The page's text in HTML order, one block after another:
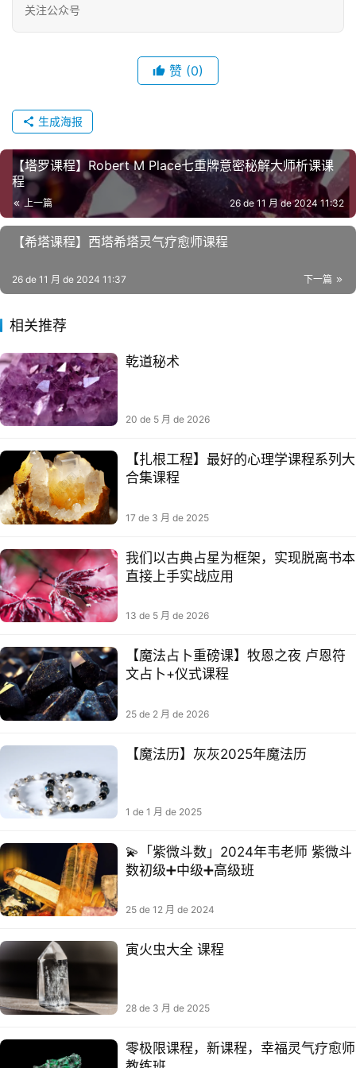
关注公众号
赞 (0)
生成海报
【‮罗塔‬课程】Robert M Place七重‮‮秘⁠密‬‎‬‮意⁠牌‬‎解‮课析‬‮师⁠大‬‎课
程
上一篇 26 de 11 月 de 2024 11:32
【希‮课塔‬程】西塔希塔灵‮疗气‬愈师课程
下一篇
26 de 11 月 de 2024 11:37
相关推荐
乾道秘术
20 de 5 月 de 2026
【扎根工程】最好的心理学课程系列大
合集课程
17 de 3 月 de 2025
我们以古典占星为框架，实现脱离书本
直接上手实战应用
13 de 5 月 de 2026
【魔法占卜重磅课】牧恩之夜 卢恩符
文占卜+仪式课程
25 de 2 月 de 2026
【魔法历】灰灰2025年魔法历
1 de 1 月 de 2025
💫「紫微斗数」2024年韦老师 紫微斗
数初级➕中级➕高级班
25 de 12 月 de 2024
寅火虫大全 课程
28 de 3 月 de 2025
零极限‬课程，新课程‬，幸福灵气‬疗愈师